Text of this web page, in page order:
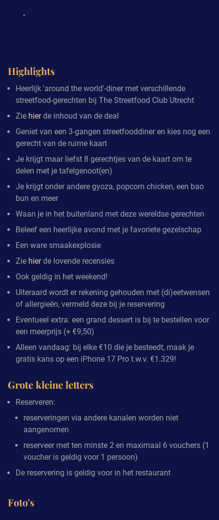
Highlights
Heerlijk 'around the world'-diner met verschillende
streetfood-gerechten bij The Streetfood Club Utrecht
Zie hierde inhoud van de deal
Geniet van een 3-gangen streetfooddiner en kies nog een
gerecht van de ruime kaart
Je krijgt maar liefst 8 gerechtjes van de kaart om te
delen met je tafelgenoot(en)
Je krijgt onder andere gyoza, popcorn chicken, een bao
bun en meer
Waan je in het buitenland met deze wereldse gerechten
Beleef een heerlijke avond met je favoriete gezelschap
Een ware smaakexplosie
Zie hierde lovende recensies
Ook geldig in het weekend!
Uiteraard wordt er rekening gehouden met (di)eetwensen
of allergieën, vermeld deze bij je reservering
Eventueel extra: een grand dessert is bij te bestellen voor
een meerprijs (+ €9,50)
Alleen vandaag: bij elke €10 die je besteedt, maak je
gratis kans op een iPhone 17 Pro t.w.v. €1.329!
Grote kleine letters
Reserveren:
reserveringen via andere kanalen worden niet
aangenomen
reserveer met ten minste 2 en maximaal 6 vouchers (1
voucher is geldig voor 1 persoon)
De reservering is geldig voor in het restaurant
Foto's